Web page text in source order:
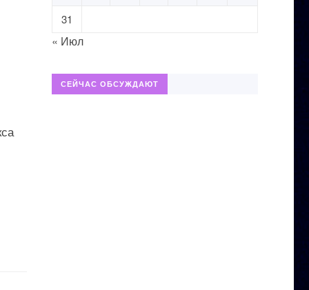
31
« Июл
СЕЙЧАС ОБСУЖДАЮТ